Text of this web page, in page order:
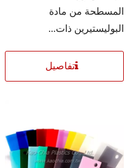
المسطحة من مادة
البوليستيرين ذات...
تفاصيل